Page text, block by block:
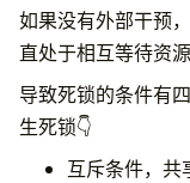
如果没有外部干预
直处于相互等待资
导致死锁的条件有
生死锁👇
互斥条件，共